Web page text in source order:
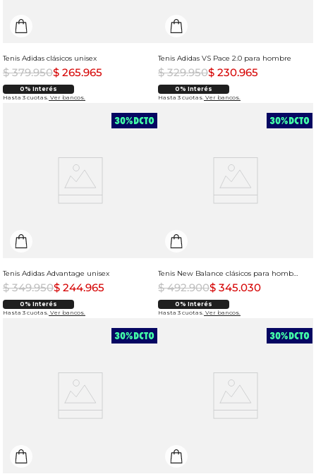
Tenis Adidas clásicos unisex
$ 379.950$ 265.965
0% Interés
Hasta 3 cuotas. Ver bancos.
Tenis Adidas VS Pace 2.0 para hombre
$ 329.950$ 230.965
0% Interés
Hasta 3 cuotas. Ver bancos.
Tenis Adidas Advantage unisex
$ 349.950$ 244.965
0% Interés
Hasta 3 cuotas. Ver bancos.
Tenis New Balance clásicos para hombre
$ 492.900$ 345.030
0% Interés
Hasta 3 cuotas. Ver bancos.